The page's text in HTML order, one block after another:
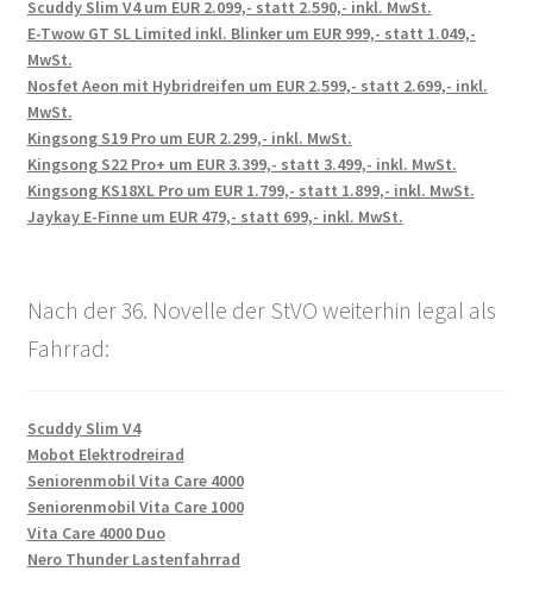
Scuddy Slim V4 um EUR 2.099,- statt 2.590,- inkl. MwSt.
E-Twow GT SL Limited inkl. Blinker um EUR 999,- statt 1.049,-
MwSt.
Nosfet Aeon mit Hybridreifen um EUR 2.599,- statt 2.699,- inkl.
MwSt.
Kingsong S19 Pro um EUR 2.299,- inkl. MwSt.
Kingsong S22 Pro+ um EUR 3.399,- statt 3.499,- inkl. MwSt.
Kingsong KS18XL Pro um EUR 1.799,- statt 1.899,- inkl. MwSt.
Jaykay E-Finne um EUR 479,- statt 699,- inkl. MwSt.
Nach der 36. Novelle der StVO weiterhin legal als
Fahrrad:
Scuddy Slim V4
Mobot Elektrodreirad
Seniorenmobil Vita Care 4000
Seniorenmobil Vita Care 1000
Vita Care 4000 Duo
Nero Thunder Lastenfahrrad